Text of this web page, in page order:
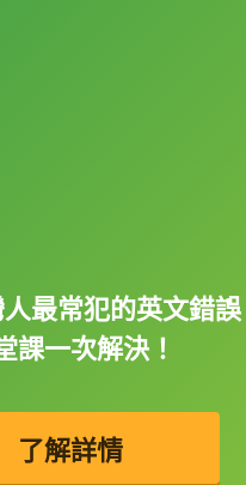
最常犯的英文錯誤
課一次解決！
了解詳情